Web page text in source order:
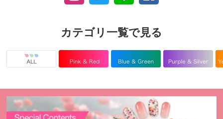
カテゴリ一覧で見る